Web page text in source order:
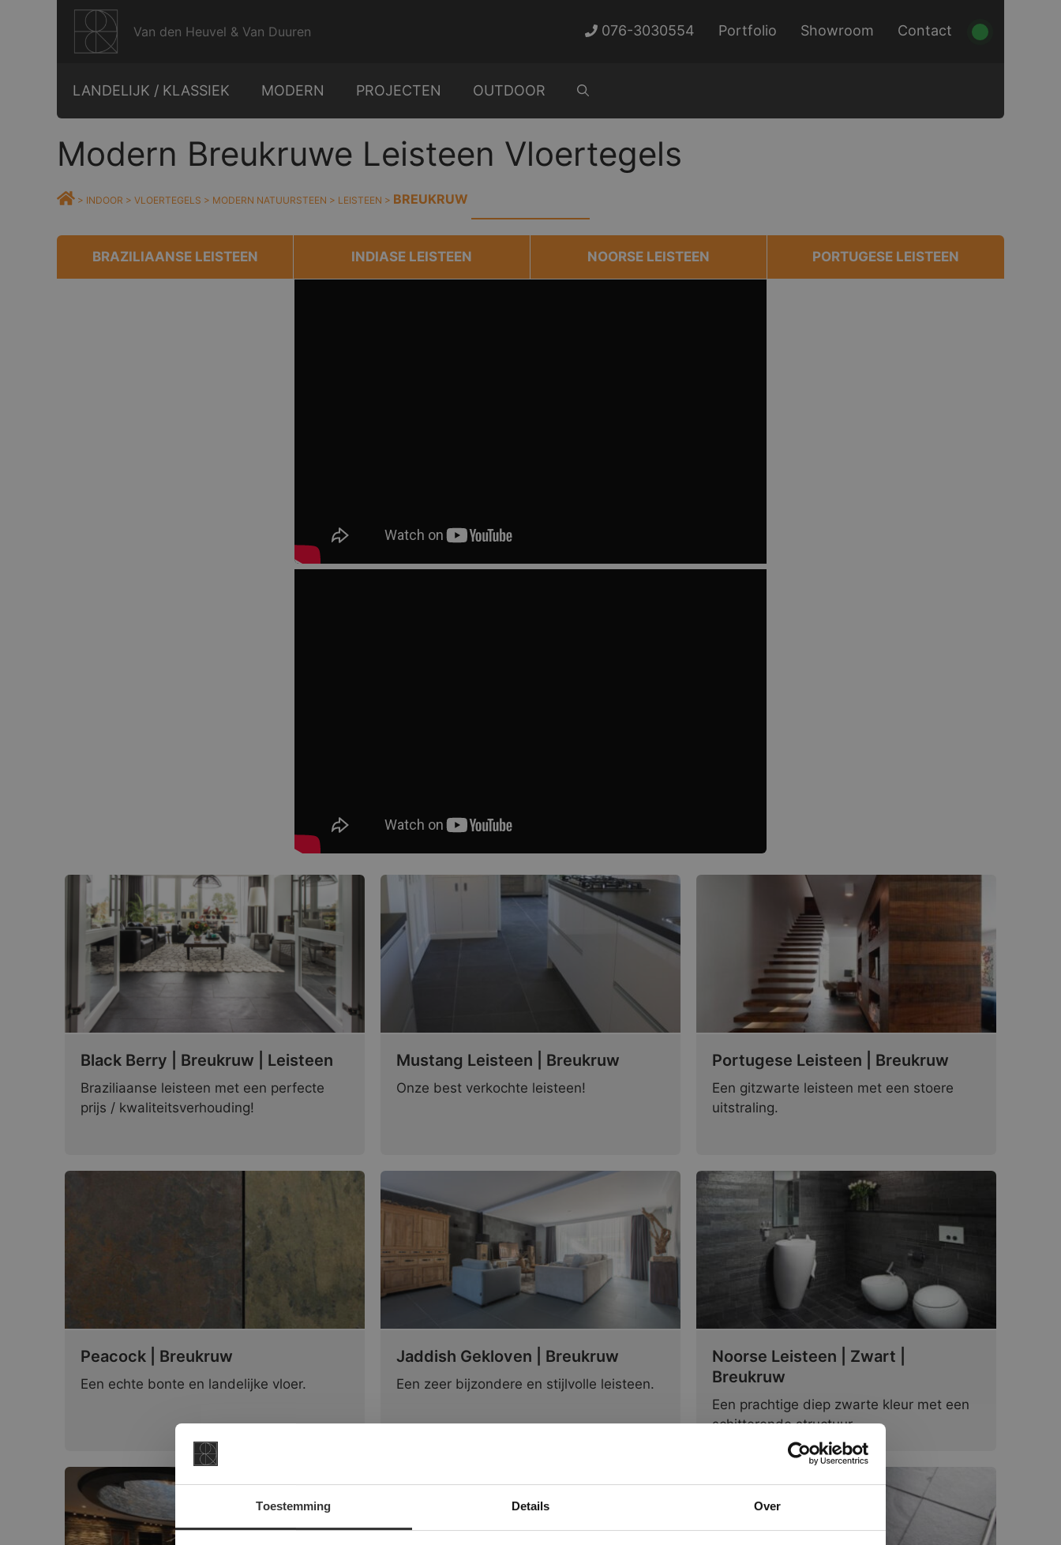
Toestemming Details Over
Van den Heuvel & Van Duuren 076-3030554 Portfolio Showroom Contact
LANDELIJK / KLASSIEK MODERN PROJECTEN OUTDOOR
Modern Breukruwe Leisteen Vloertegels
> INDOOR > VLOERTEGELS > MODERN NATUURSTEEN > LEISTEEN > BREUKRUW
BRAZILIAANSE LEISTEEN INDIASE LEISTEEN NOORSE LEISTEEN PORTUGESE LEISTEEN
Black Berry | Breukruw | Leisteen
Braziliaanse leisteen met een perfecte
prijs / kwaliteitsverhouding!
Mustang Leisteen | Breukruw
Onze best verkochte leisteen!
Portugese Leisteen | Breukruw
Een gitzwarte leisteen met een stoere
uitstraling.
Peacock | Breukruw
Een echte bonte en landelijke vloer.
Jaddish Gekloven | Breukruw
Een zeer bijzondere en stijlvolle leisteen.
Noorse Leisteen | Zwart |
Breukruw
Een prachtige diep zwarte kleur met een
schitterende structuur.
×
Deze website maakt gebruik van cookies.